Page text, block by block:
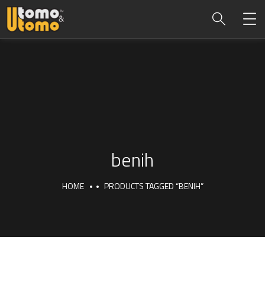
benih
HOME PRODUCTS TAGGED “BENIH”